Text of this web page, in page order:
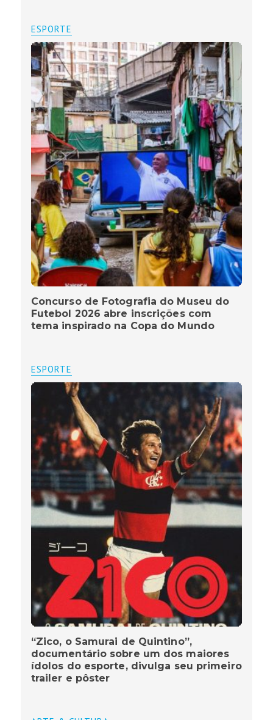
ESPORTE
Concurso de Fotografia do Museu do
Futebol 2026 abre inscrições com
tema inspirado na Copa do Mundo
ESPORTE
“Zico, o Samurai de Quintino”,
documentário sobre um dos maiores
ídolos do esporte, divulga seu primeiro
trailer e pôster